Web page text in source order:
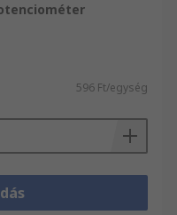
596 Ft/egység